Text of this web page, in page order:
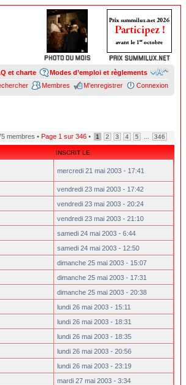
Modes d’emploi et règlements
et charte
Connexion
M’enregistrer
Membres
membres • Page 1 sur 346 • 1 2 3 4 5 346
INSCRIT LE
mercredi 21 mai 2003 - 17:41
vendredi 23 mai 2003 - 17:42
vendredi 23 mai 2003 - 20:24
vendredi 23 mai 2003 - 21:10
samedi 24 mai 2003 - 6:44
samedi 24 mai 2003 - 12:50
dimanche 25 mai 2003 - 15:07
dimanche 25 mai 2003 - 17:31
dimanche 25 mai 2003 - 20:38
lundi 26 mai 2003 - 15:11
lundi 26 mai 2003 - 18:31
lundi 26 mai 2003 - 18:35
lundi 26 mai 2003 - 20:56
lundi 26 mai 2003 - 23:19
mardi 27 mai 2003 - 3:34